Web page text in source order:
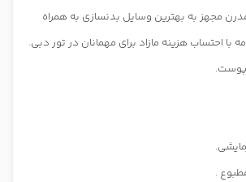
مجهز به بهترین وسایل بدنسازی به همراه
با احتساب هزینه مازاد برای مهمانان در تور دبی.
پوست.
.